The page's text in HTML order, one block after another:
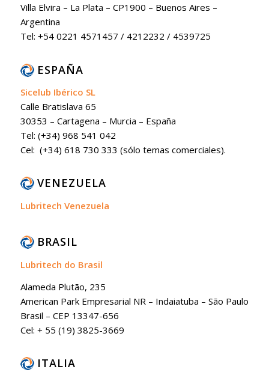
Villa Elvira – La Plata – CP1900 – Buenos Aires –
Argentina
Tel: +54 0221 4571457 / 4212232 / 4539725
ESPAÑA
Sicelub Ibérico SL
Calle Bratislava 65
30353 – Cartagena – Murcia – España
Tel: (+34) 968 541 042
Cel: (+34) 618 730 333 (sólo temas comerciales).
VENEZUELA
Lubritech Venezuela
BRASIL
Lubritech do Brasil
Alameda Plutão, 235
American Park Empresarial NR – Indaiatuba – São Paulo
Brasil – CEP 13347-656
Cel: + 55 (19) 3825-3669
ITALIA